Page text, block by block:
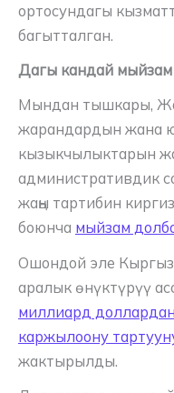
ортосундагы
багытталган.
Дагы кандай
Мындан тышкары,
жарандардын жана
кызыкчылыктарын
административдик
жаңы тартибин
боюнча мыйзам
Ошондой эле
аралык өнүктүрүү
миллиард
каржылоону
жактырылды.